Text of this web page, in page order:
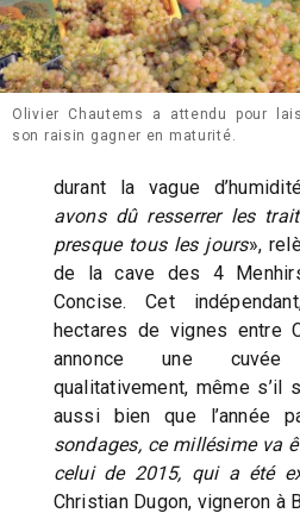
Olivier Chautems a attendu pour
son raisin gagner en maturité.
durant la vague
avons dû resserrer les
presque tous les jours»,
de la cave des 4
Concise. Cet
hectares de vignes entre
annonce une
qualitativement, même
aussi bien que l’année
sondages, ce millésime va
celui de 2015, qui a été
Christian Dugon, vigneron à